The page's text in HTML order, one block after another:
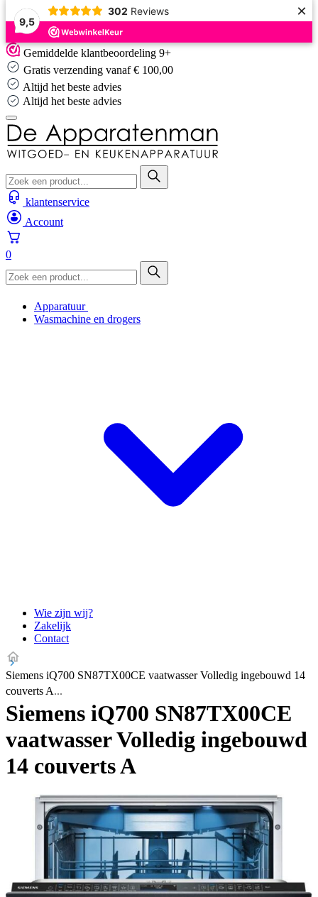
9,5
302 Reviews ×
Skip
to
content
Gemiddelde klantbeoordeling 9+
Gratis verzending vanaf € 100,00
Altijd het beste advies
Altijd het beste advies
klantenservice
Account
0
Apparatuur
Wasmachine en drogers
Wie zijn wij?
Zakelijk
Contact
Siemens iQ700 SN87TX00CE vaatwasser Volledig ingebouwd 14
couverts A
Siemens iQ700 SN87TX00CE
vaatwasser Volledig ingebouwd
14 couverts A